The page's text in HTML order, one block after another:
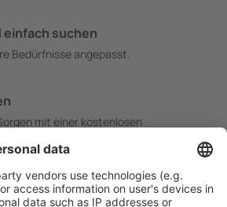
einfach suchen
Bedürfnisse angepasst.
mit einer kostenlosen
und Spezialangebote für eingeloggte